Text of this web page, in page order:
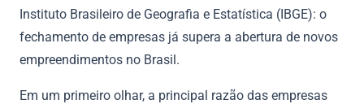
Instituto Brasileiro de Geografia e Estatística (IBGE): o
fechamento de empresas já supera a abertura de novos
empreendimentos no Brasil.
Em um primeiro olhar, a principal razão das empresas